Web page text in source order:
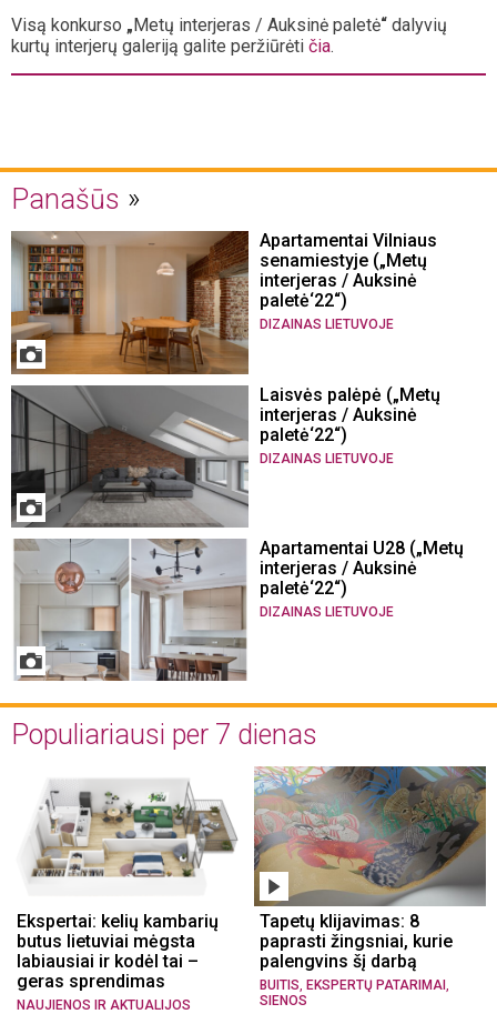
Visą konkurso „ Metų interjeras / Auksinė paletė“ dalyvių
kurtų interjerų galeriją galite peržiūrėti čia.
Panašūs
Apartamentai Vilniaus
senamiestyje („Metų
interjeras / Auksinė
paletė‘22“)
DIZAINAS LIETUVOJE
Laisvės palėpė („Metų
interjeras / Auksinė
paletė‘22“)
DIZAINAS LIETUVOJE
Apartamentai U28 („Metų
interjeras / Auksinė
paletė‘22“)
DIZAINAS LIETUVOJE
Populiariausi per 7 dienas
Ekspertai: kelių kambarių
butus lietuviai mėgsta
labiausiai ir kodėl tai –
geras sprendimas
NAUJIENOS IR AKTUALIJOS
Tapetų klijavimas: 8
paprasti žingsniai, kurie
palengvins šį darbą
BUITIS EKSPERTŲ PATARIMAI
SIENOS